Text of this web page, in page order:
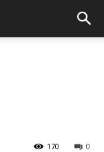
0
170